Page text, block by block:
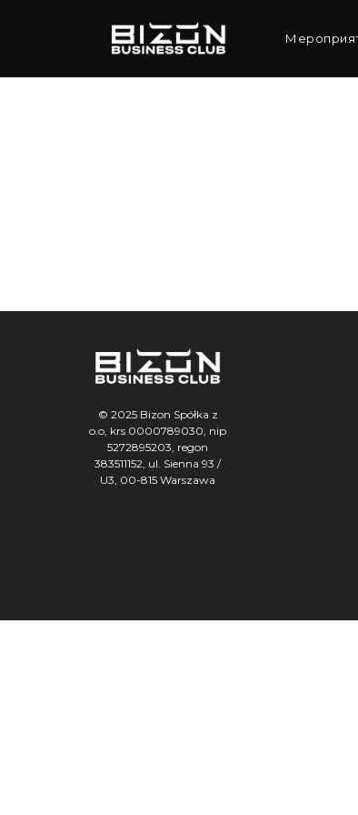
© 2025 Bizon Spółka z
o.o, krs 0000789030, nip
5272895203, regon
383511152, ul. Sienna 93 /
U3, 00-815 Warszawa